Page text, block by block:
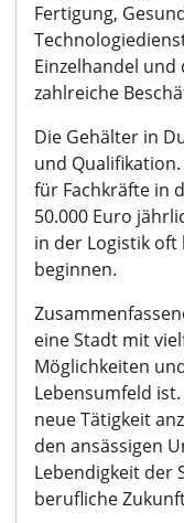
Fertigung,
Einzelhandel
zahlreiche
Die Gehälter in
und
für Fachkräfte in
50.000 Euro
in der Logistik oft
beginnen.
eine Stadt mit
Möglichkeiten
Lebensumfeld
neue Tätigkeit
den ansässigen
Lebendigkeit der
berufliche